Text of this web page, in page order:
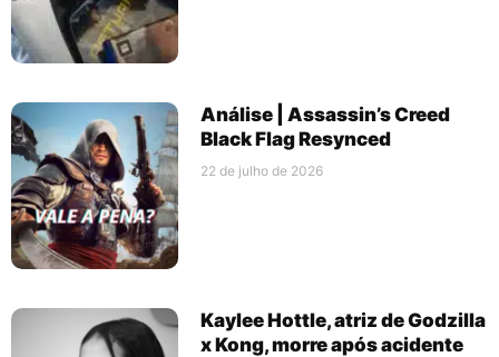
Análise | Assassin’s Creed
Black Flag Resynced
22 de julho de 2026
Kaylee Hottle, atriz de Godzilla
x Kong, morre após acidente